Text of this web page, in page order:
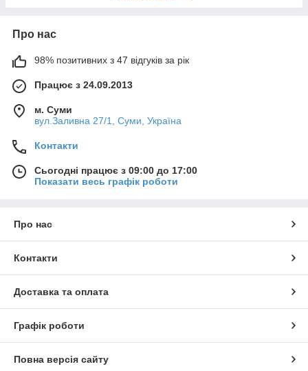
Про нас
98% позитивних з 47 відгуків за рік
Працює з 24.09.2013
м. Суми
вул.Заливна 27/1, Суми, Україна
Контакти
Сьогодні працює з 09:00 до 17:00
Показати весь графік роботи
Про нас
Контакти
Доставка та оплата
Графік роботи
Повна версія сайту